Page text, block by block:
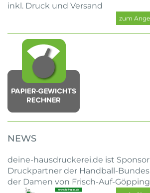
inkl. Druck und Versand
zum
NEWS
deine-hausdruckerei.de ist
Druckpartner der Handball-
der Damen von Frisch-Auf-